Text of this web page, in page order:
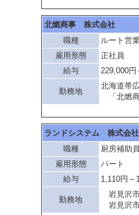
北燃商事 株式会社
職種
ルート営
雇用形態
正社員
給与
229,000円
勤務地
北海道帯
「北燃
ランドシステム 株式会社
職種
厨房補助
雇用形態
パート
給与
1,110円～
勤務地
岩見沢市
岩見沢